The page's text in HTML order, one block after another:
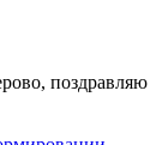
поздравляю